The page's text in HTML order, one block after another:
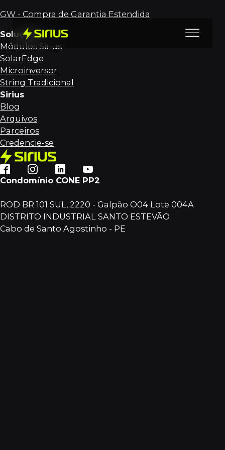
GW - Compra de Garantia Estendida
Condomínio CONE PP2
ROD BR 101 SUL, 2220 - Galpão O04 Lote 004A
DISTRITO INDUSTRIAL SANTO ESTEVÃO
Cabo de Santo Agostinho - PE
Sirius
Blog
Arquivos
Parceiros
Credencie-se
Soluções
Módulos Sirius
SolarEdge
Microinversor
String Tradicional